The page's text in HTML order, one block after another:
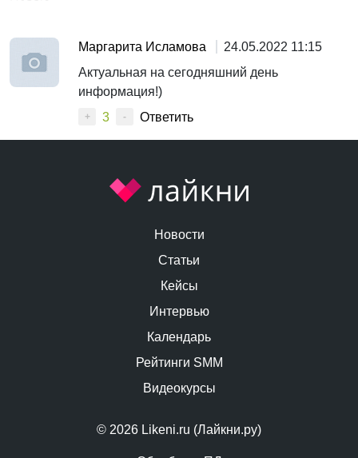
Маргарита Исламова
24.05.2022 11:15
Актуальная на сегодняшний день
информация!)
+ 3 - Ответить
© 2026 Likeni.ru (Лайкни.ру)
Новости
Статьи
Кейсы
Интервью
Календарь
Рейтинги SMM
Видеокурсы